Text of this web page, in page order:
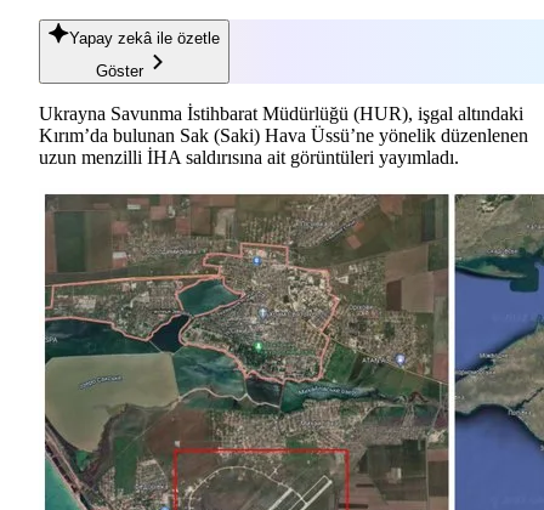
Yapay zekâ ile özetle
Göster
Ukrayna Savunma İstihbarat Müdürlüğü (HUR), işgal altındaki
Kırım’da bulunan Sak (Saki) Hava Üssü’ne yönelik düzenlenen
uzun menzilli İHA saldırısına ait görüntüleri yayımladı.